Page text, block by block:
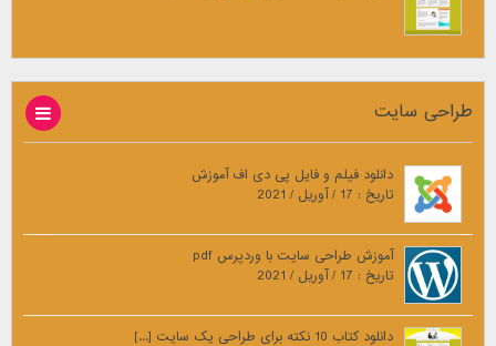
طراحی سایت
دانلود فیلم و فایل پی دی اف آموزش
تاریخ : 17 / آوریل / 2021
آموزش طراحی سایت با وردپرس pdf
تاریخ : 17 / آوریل / 2021
دانلود کتاب 10 نکته برای طراحی یک سایت [...]